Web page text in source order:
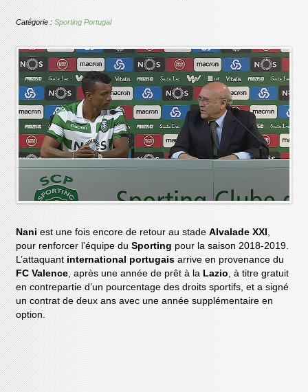
Catégorie :Sporting Portugal
Naniest une fois encore de retour au stadeAlvalade XXI ,
pour renforcer l’équipe duSportingpour la saison 2018-2019.
L’attaquantinternational portugais arrive en provenance du
FC Valence, après une année de prêt à la Lazio, à titre gratuit
en contrepartie d’un pourcentage des droits sportifs, et a signé
un contrat de deux ans avec une année supplémentaire en
option.